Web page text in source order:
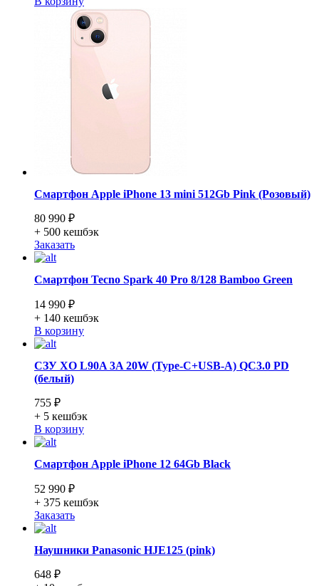
Смартфон Apple iPhone 13 mini 512Gb Pink (Розовый)
80 990 ₽
+ 500 кешбэк
Заказать
Смартфон Tecno Spark 40 Pro 8/128 Bamboo Green
14 990 ₽
+ 140 кешбэк
В корзину
СЗУ XO L90A 3A 20W (Type-C+USB-A) QC3.0 PD
(белый)
755 ₽
+ 5 кешбэк
В корзину
Смартфон Apple iPhone 12 64Gb Black
52 990 ₽
+ 375 кешбэк
Заказать
Наушники Panasonic HJE125 (pink)
648 ₽